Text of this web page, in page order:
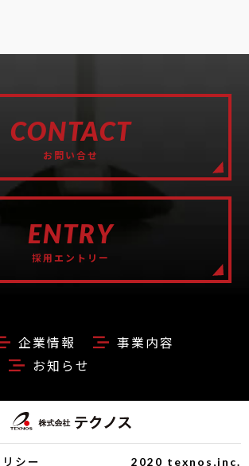
CONTACT
お問い合せ
ENTRY
採用エントリー
企業情報
事業内容
お知らせ
シー 2020 texnos,inc.